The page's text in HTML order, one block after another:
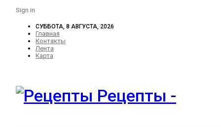
Sign in
СУББОТА, 8 АВГУСТА, 2026
Главная
Контакты
Лента
Карта
Рецепты -